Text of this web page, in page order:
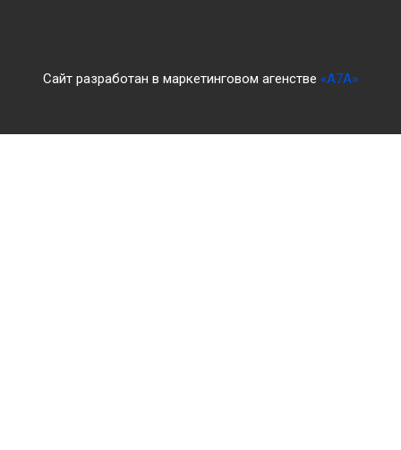
Сайт разработан в маркетинговом агенстве «A7A»